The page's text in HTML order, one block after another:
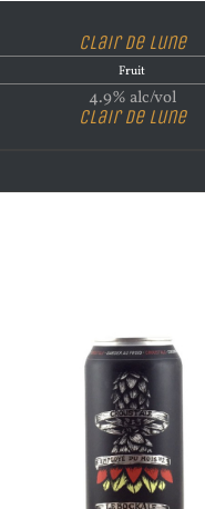
Clair de lune
Fruit
4.9% alc/vol
Clair de lune